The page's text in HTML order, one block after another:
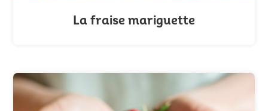
La fraise mariguette